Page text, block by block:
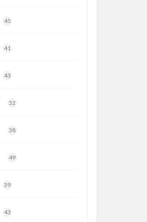
45
41
43
52
38
49
39
43